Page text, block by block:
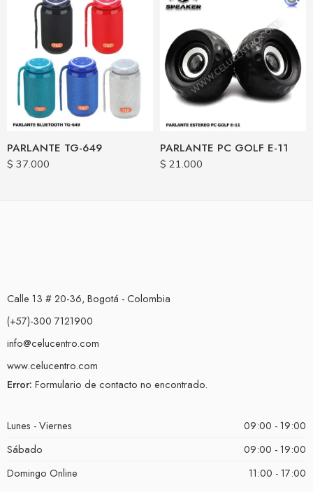
PARLANTE TG-649
$ 37.000
PARLANTE PC GOLF E-11
$ 21.000
Calle 13 # 20-36, Bogotá - Colombia
(+57)-300 7121900
info@celucentro.com
www.celucentro.com
Error: Formulario de contacto no encontrado.
Lunes - Viernes
09:00 - 19:00
Sábado
09:00 - 19:00
Domingo Online
11:00 - 17:00